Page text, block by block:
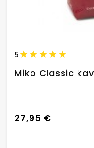
5
Miko Classic
27,95 €